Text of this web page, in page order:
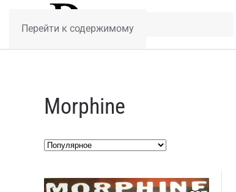
Перейти к содержимому
Morphine